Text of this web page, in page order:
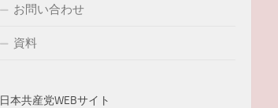
お問い合わせ
資料
日本共産党WEBサイト